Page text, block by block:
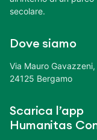
secolare.
Dove siamo
Via Mauro Gavazzeni,
24125 Bergamo
Scarica l’app
Humanitas